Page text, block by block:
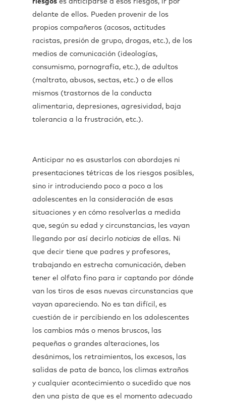
riesgos es anticiparse a esos riesgos, ir por
delante de ellos. Pueden provenir de los
propios compañeros (acosos, actitudes
racistas, presión de grupo, drogas, etc.), de los
medios de comunicación (ideologías,
consumismo, pornografía, etc.), de adultos
(maltrato, abusos, sectas, etc.) o de ellos
mismos (trastornos de la conducta
alimentaria, depresiones, agresividad, baja
tolerancia a la frustración, etc.).
Anticipar no es asustarlos con abordajes ni
presentaciones tétricas de los riesgos posibles,
sino ir introduciendo poco a poco a los
adolescentes en la consideración de esas
situaciones y en cómo resolverlas a medida
que, según su edad y circunstancias, les vayan
llegando por así decirlo noticias de ellas. Ni
que decir tiene que padres y profesores,
trabajando en estrecha comunicación, deben
tener el olfato fino para ir captando por dónde
van los tiros de esas nuevas circunstancias que
vayan apareciendo. No es tan difícil, es
cuestión de ir percibiendo en los adolescentes
los cambios más o menos bruscos, las
pequeñas o grandes alteraciones, los
desánimos, los retraimientos, los excesos, las
salidas de pata de banco, los climas extraños
y cualquier acontecimiento o sucedido que nos
den una pista de que es el momento adecuado